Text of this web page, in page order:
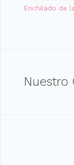
Enchilado de
Nuestro